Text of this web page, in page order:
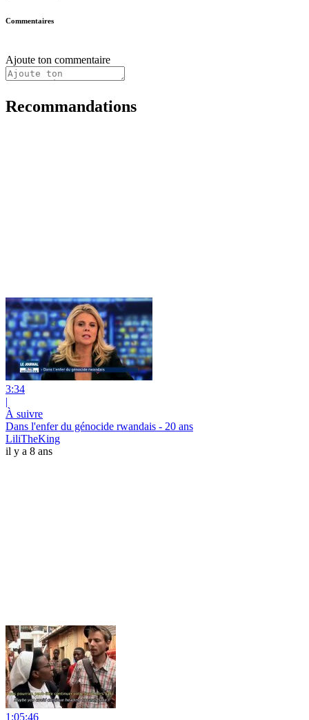
Commentaires
Ajoute ton commentaire
Recommandations
3:34
|
À suivre
Dans l'enfer du génocide rwandais - 20 ans
LiliTheKing
il y a 8 ans
1:05:46